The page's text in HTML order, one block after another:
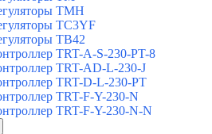
TMH
TC3YF
TB42
TRT-A-S-230-PT-8
TRT-AD-L-230-J
TRT-D-L-230-PT
TRT-F-Y-230-N
TRT-F-Y-230-N-N